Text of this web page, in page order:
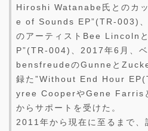
Hiroshi Watanabe氏とのカ
e of Sounds EP”(TR-003)、
のアーティストBee Lincoln
P”(TR-004)、2017年6月、
bensfreudeのGunneと
録た”Without End Hour
yree CooperやGene Farris
からサポートを受けた。
2011年から現在に至るまで